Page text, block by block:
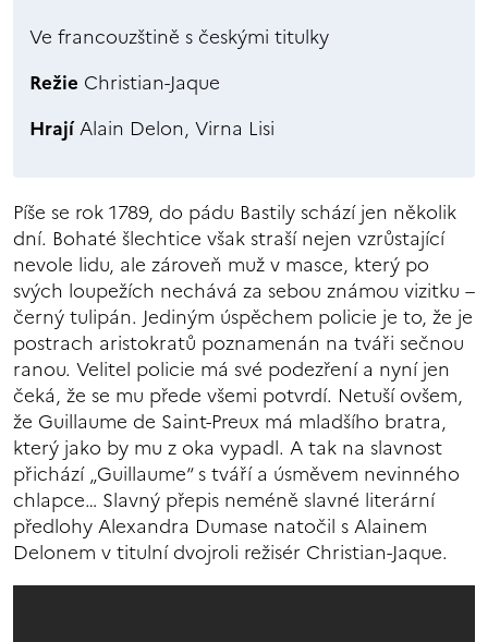
Ve francouzštině s českými titulky
Režie Christian-Jaque
HrajíAlain Delon, Virna Lisi
Píše se rok 1789, do pádu Bastily schází jen několik
dní. Bohaté šlechtice však straší nejen vzrůstající
nevole lidu, ale zároveň muž v masce, který po
svých loupežích nechává za sebou známou vizitku –
černý tulipán. Jediným úspěchem policie je to, že je
postrach aristokratů poznamenán na tváři sečnou
ranou. Velitel policie má své podezření a nyní jen
čeká, že se mu přede všemi potvrdí. Netuší ovšem,
že Guillaume de Saint-Preux má mladšího bratra,
který jako by mu z oka vypadl. A tak na slavnost
přichází „Guillaume“ s tváří a úsměvem nevinného
chlapce… Slavný přepis neméně slavné literární
předlohy Alexandra Dumase natočil s Alainem
Delonem v titulní dvojroli režisér Christian-Jaque.